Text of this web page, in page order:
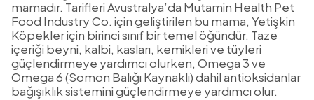
mamadır. Tarifleri Avustralya’da Mutamin Health Pet
Food Industry Co. için geliştirilen bu mama, Yetişkin
Köpekler için birinci sınıf bir temel öğündür. Taze
içeriği beyni, kalbi, kasları, kemikleri ve tüyleri
güçlendirmeye yardımcı olurken, Omega 3 ve
Omega 6 (Somon Balığı Kaynaklı) dahil antioksidanlar
bağışıklık sistemini güçlendirmeye yardımcı olur.